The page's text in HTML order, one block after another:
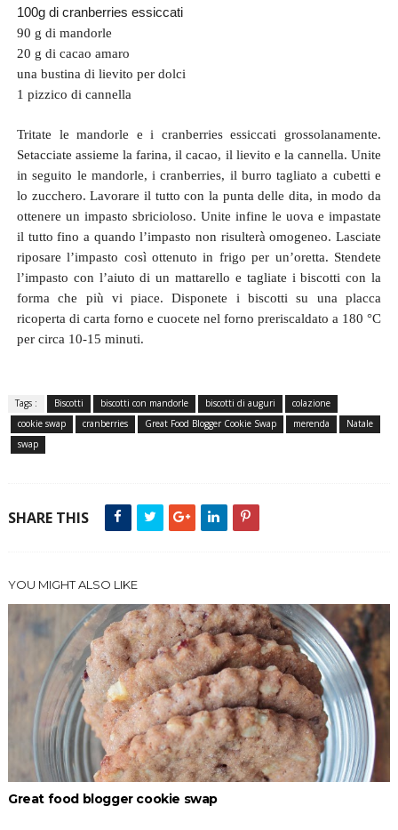
100g di cranberries essiccati
90 g di mandorle
20 g di cacao amaro
una bustina di lievito per dolci
1 pizzico di cannella
Tritate le mandorle e i cranberries essiccati grossolanamente.
Setacciate assieme la farina, il cacao, il lievito e la cannella. Unite
in seguito le mandorle, i cranberries, il burro tagliato a cubetti e
lo zucchero. Lavorare il tutto con la punta delle dita, in modo da
ottenere un impasto sbricioloso. Unite infine le uova e impastate
il tutto fino a quando l’impasto non risulterà omogeneo. Lasciate
riposare l’impasto così ottenuto in frigo per un’oretta. Stendete
l’impasto con l’aiuto di un mattarello e tagliate i biscotti con la
forma che più vi piace. Disponete i biscotti su una placca
ricoperta di carta forno e cuocete nel forno preriscaldato a 180 °C
per circa 10-15 minuti.
Tags : Biscotti biscotti con mandorle biscotti di auguri
colazione
cookie swap
cranberries Great Food Blogger Cookie Swap merenda
Natale
swap
SHARE THIS
YOU MIGHT ALSO LIKE
Great food blogger cookie swap